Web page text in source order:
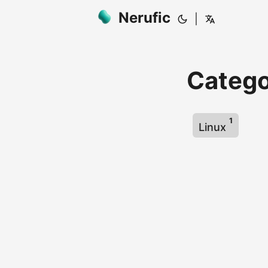
Nerufic
Linux
1